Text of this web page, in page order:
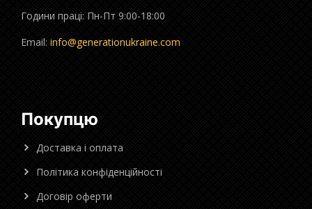
Години праці: Пн-Пт 9:00-18:00
Email: info@generationukraine.com
Покупцю
Доставка і оплата
Політика конфіденційності
Договір оферти